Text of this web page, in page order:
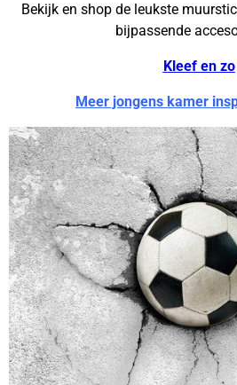
Bekijk en shop de leukste
bijpassende
Kleef en zo
Meer jongens kamer